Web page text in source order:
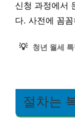
신청 과정에서
다. 사전에 꼼
💡 청년 월세
절차는